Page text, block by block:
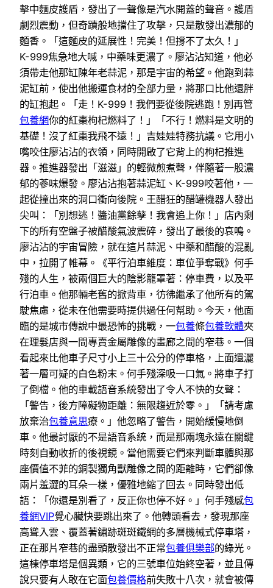
擊中麵皮護盾，發出了一聲像是汽水開蓋的聲音。護盾
劇烈震動，但奇蹟般地擋住了攻擊，只是散發出濃郁的
麵香。「這麵皮的延展性！完美！但撐不了太久！」
K-999焦急地大喊，中藥味更濃了。廖沾沾知道，他必
須帶走他那缸陳年老蒜泥，那是宇宙的希望。他跑到蒜
泥缸前，使出他搬運食材的全部力量，將那口比他還胖
的缸抱起。「走！K-999！我們要從後院逃跑！別再管
包養網你的紅棗枸杞燃料了！」「不行！燃料是文明的
基礎！沒了紅棗我飛不遠！」吉娃娃特務抗議。它用小
嘴咬住廖沾沾的衣領，同時開啟了它背上的枸杞推進
器。推進器發出「滋滋」的輕微煎煮聲，伴隨著一股濃
郁的蔘味爆發。廖沾沾抱著蒜泥缸、K-999咬著他，一
起從撞出來的洞口衝向後院。王醋狂的醋罐機器人發出
尖叫：「別想逃！醬油黨餘孽！我會追上你！」店內剩
下的所有空盤子被醋酸氣波震碎，發出了最後的哀鳴。
廖沾沾的宇宙冒險，就在這片蒜泥、中藥和醋酸的混亂
中，拉開了帷幕。《平行泊車維度：車位爭奪戰》何手
殘的人生，被兩個巨大的陰影籠罩著：停車費，以及平
行泊車。他那輛老舊的掀背車，彷彿繼承了他所有的駕
駛焦慮，從未在他需要時提供過任何幫助。今天，他面
臨的是城市傳說中最恐怖的挑戰，一包養條包養軟體夾
在理髮店與一間專賣金屬雕像的畫廊之間的窄巷。一個
看起來比他車子尺寸小上三十公分的停車格，上面還灑
著一層可疑的白色粉末。何手殘深吸一口氣。將車子打
了倒檔。他的車載語音系統發出了令人不快的女聲：
「警告，後方障礙物距離：無限趨近於零。」「請考慮
放棄治包養意思療。」他忽略了警告，開始緩慢地倒
車。他最討厭的不是語音系統，而是那兩塊永遠在關鍵
時刻自動收折的後視鏡。當他需要它們來判斷車體與那
座價值不菲的銅製獨角獸雕像之間的距離時，它們卻像
兩片羞澀的耳朵一樣，優雅地縮了回去。同時發出低
語：「你還是別看了，反正你也停不好。」何手殘感包
養網VIP覺心臟快要跳出來了。他轉頭看去，發現那座
高聳入雲、覆蓋著鏽跡斑斑鐵網的多層機械式停車塔，
正在那片窄巷的盡頭散發出不正常包養俱樂部的綠光。
這棟停車塔是個異類，它的三號車位始終空著，並且傳
說只要有人敢在它面包養價格前失敗十八次，就會被傳